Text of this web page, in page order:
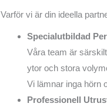
Varför vi är din ideella
Specialutbildad
Våra team är
ytor och stora
Vi lämnar inga hörn
Professionell